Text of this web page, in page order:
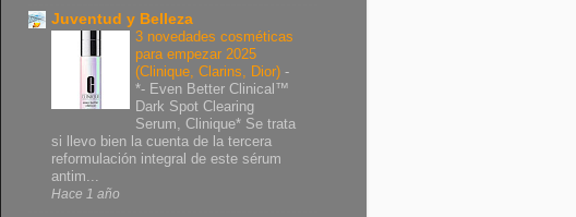
Juventud y Belleza
3 novedades cosméticas
para empezar 2025
(Clinique, Clarins, Dior) -
*- Even Better Clinical™
Dark Spot Clearing
Serum, Clinique* Se trata
si llevo bien la cuenta de la tercera
reformulación integral de este sérum
antim...
Hace 1 año